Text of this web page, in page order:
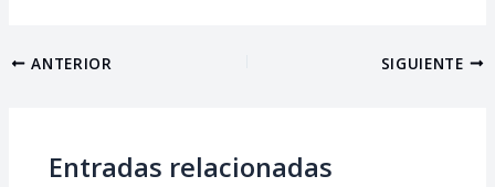
ANTERIOR SIGUIENTE
Entradas relacionadas